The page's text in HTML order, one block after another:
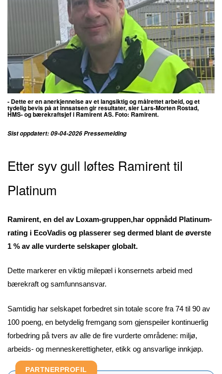
- Dette er en anerkjennelse av et langsiktig og målrettet arbeid, og et
tydelig bevis på at innsatsen gir resultater,sier Lars-Morten Rostad,
HMS- og bærekraftsjef i Ramirent AS. Foto: Ramirent.
Sist oppdatert: 09-04-2026 Pressemelding
Etter syv gull løftes Ramirent til
Platinum
Ramirent, en del av Loxam-gruppen,har oppnådd Platinum-
rating i EcoVadis og plasserer seg dermed blant de øverste
1 % av alle vurderte selskaper globalt.
Dette markerer en viktig milepæl i konsernets arbeid med
bærekraft og samfunnsansvar.
Samtidig har selskapet forbedret sin totale score fra 74 til 90 av
100 poeng, en betydelig fremgang som gjenspeiler kontinuerlig
forbedring på tvers av alle de fire vurderte områdene: miljø,
arbeids- og menneskerettigheter, etikk og ansvarlige innkjøp.
PARTNERPROFIL